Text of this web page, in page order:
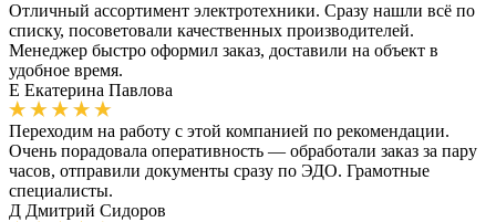
Отличный ассортимент электротехники. Сразу нашли всё по
списку, посоветовали качественных производителей.
Менеджер быстро оформил заказ, доставили на объект в
удобное время.
Е Екатерина Павлова
Переходим на работу с этой компанией по рекомендации.
Очень порадовала оперативность — обработали заказ за пару
часов, отправили документы сразу по ЭДО. Грамотные
специалисты.
Д Дмитрий Сидоров